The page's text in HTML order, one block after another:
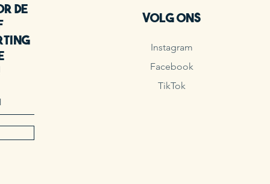
de
Volg ons
Instagram
Facebook
TikTok